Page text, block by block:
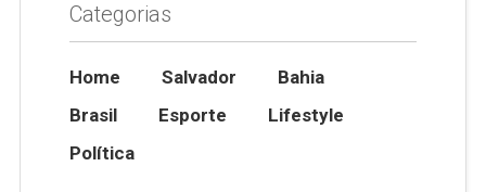
Categorias
Home Salvador
Bahia
Brasil
Esporte
Lifestyle
Política